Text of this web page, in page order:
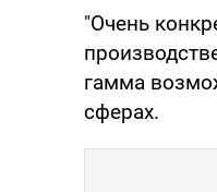
"Очень
гамма
сферах.